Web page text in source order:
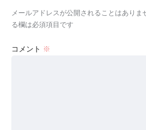
メールアドレスが公開されることはありま
る欄は必須項目です
コメント ※